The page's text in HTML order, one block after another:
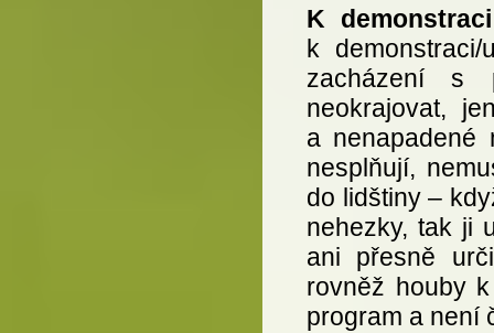
K
k
zacházení s
neokrajovat,
a nenapadené
nesplňují,
do lidštiny –
nehezky, tak ji
ani přesně
rovněž houby
program a není